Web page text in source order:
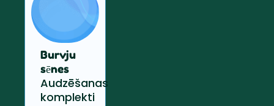
Burvju
sēnes
Audzēšanas
komplekti